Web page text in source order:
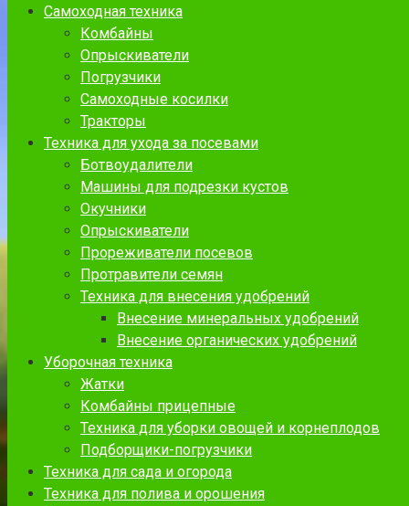
Самоходная техника
Комбайны
Опрыскиватели
Погрузчики
Самоходные косилки
Тракторы
Техника для ухода за посевами
Ботвоудалители
Машины для подрезки кустов
Окучники
Опрыскиватели
Прореживатели посевов
Протравители семян
Техника для внесения удобрений
Внесение минеральных удобрений
Внесение органических удобрений
Уборочная техника
Жатки
Комбайны прицепные
Техника для уборки овощей и корнеплодов
Подборщики-погрузчики
Техника для сада и огорода
Техника для полива и орошения